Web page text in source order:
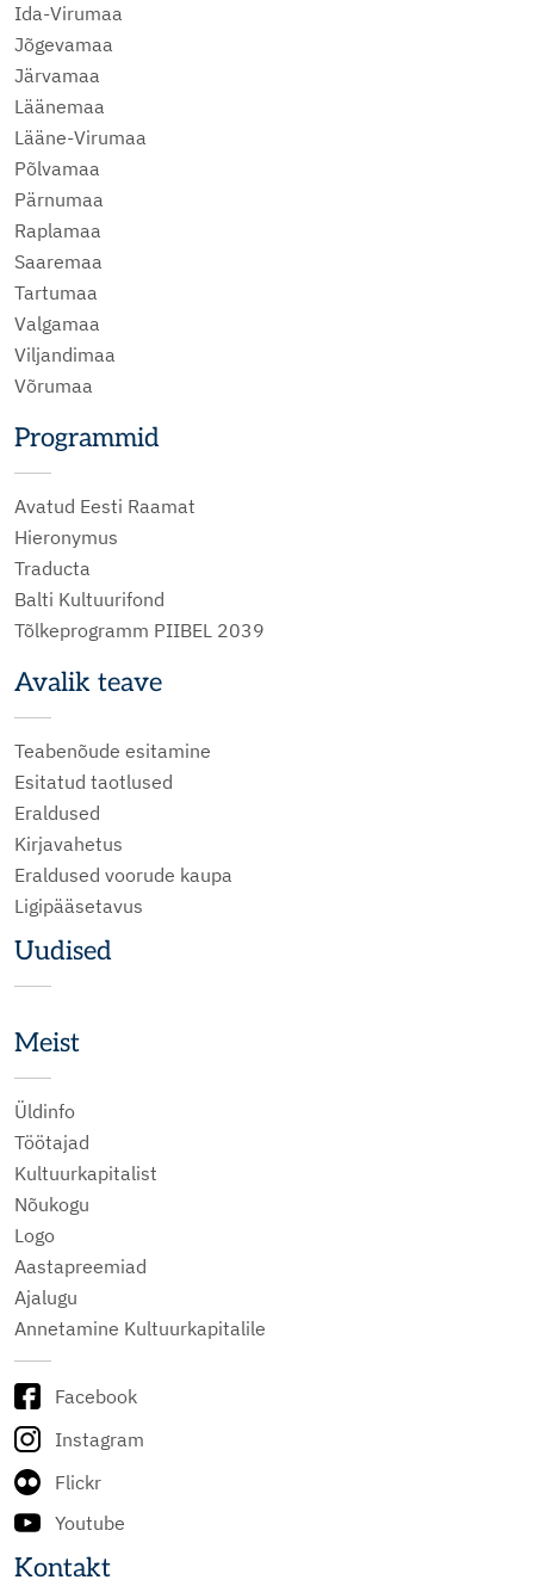
Ida-Virumaa
Jõgevamaa
Järvamaa
Läänemaa
Lääne-Virumaa
Põlvamaa
Pärnumaa
Raplamaa
Saaremaa
Tartumaa
Valgamaa
Viljandimaa
Võrumaa
Programmid
Avatud Eesti Raamat
Hieronymus
Traducta
Balti Kultuurifond
Tõlkeprogramm PIIBEL 2039
Avalik teave
Teabenõude esitamine
Esitatud taotlused
Eraldused
Kirjavahetus
Eraldused voorude kaupa
Ligipääsetavus
Uudised
Meist
Üldinfo
Töötajad
Kultuurkapitalist
Nõukogu
Logo
Aastapreemiad
Ajalugu
Annetamine Kultuurkapitalile
Facebook
Instagram
Flickr
Youtube
Kontakt